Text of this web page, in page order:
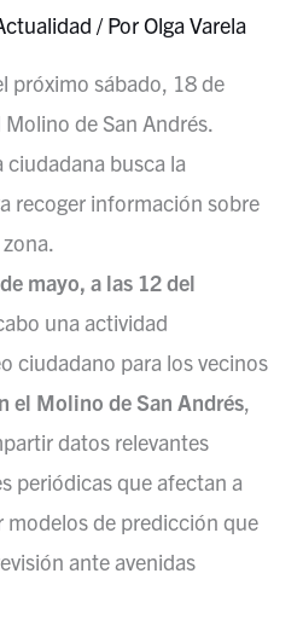
/ PorOlga Varela
próximo sábado, 18 de
de San Andrés.
ciudadana busca la
recoger información sobre
mayo, a las 12 del
una actividad
ciudadano para los vecinos
el Molino de San Andrés,
datos relevantes
periódicas que afectan a
modelos de predicción que
ante avenidas